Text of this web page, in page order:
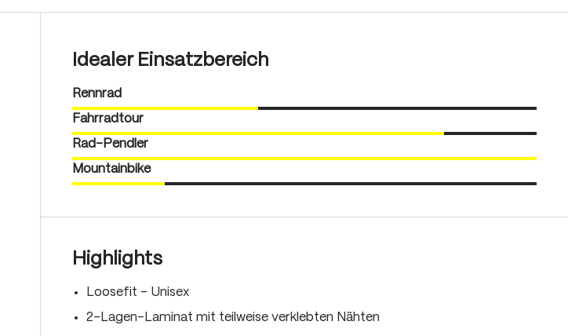
Idealer Einsatzbereich
Rennrad
Fahrradtour
Rad-Pendler
Mountainbike
Highlights
Loosefit - Unisex
2-Lagen-Laminat mit teilweise verklebten Nähten